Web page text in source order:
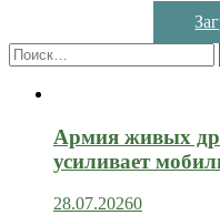
Найти:
Армия живых
усиливает
28.07.20260